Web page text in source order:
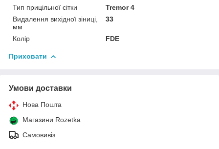
Тип прицільної сітки
Tremor 4
Видалення вихідної зіниці,
мм
33
Колір FDE
Приховати
Умови доставки
Нова Пошта
Магазини Rozetka
Самовивіз